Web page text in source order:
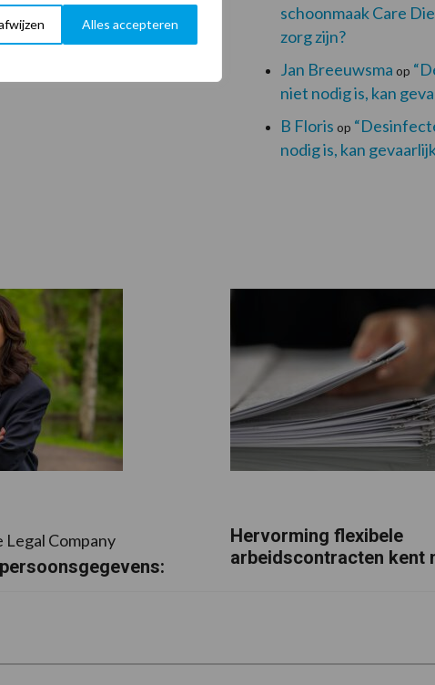
Alles accepteren
schoonmaak Care
zorg zijn?
Jan Breeuwsma op
niet nodig is, kan
B Floris op
nodig is, kan
Company
Hervorming flexibele
arbeidscontracten kent